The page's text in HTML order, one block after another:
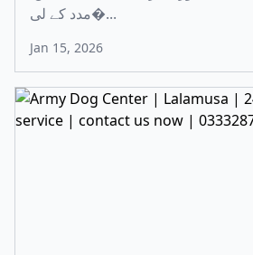
مدد کے لی�...
Jan 15, 2026